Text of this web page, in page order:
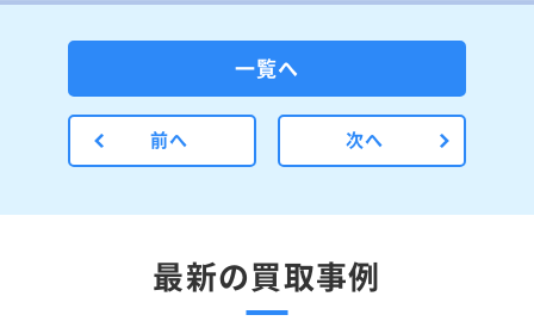
前へ
一覧へ
次へ
最新の買取事例